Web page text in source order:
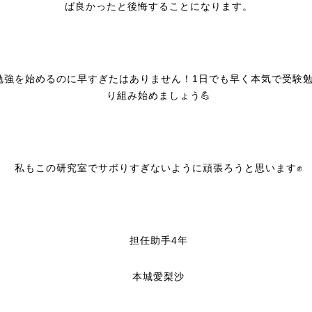
ば良かったと後悔することになります。
強を始めるのに早すぎたはありません！1日でも早く本気で受験
り組み始めましょう💪
私もこの研究室でサボりすぎないように頑張ろうと思います✊
担任助手4年
本城愛梨沙